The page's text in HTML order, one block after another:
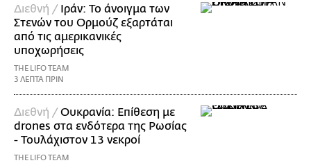
Διεθνή / Ιράν: Το άνοιγμα των
Στενών του Ορμούζ εξαρτάται
από τις αμερικανικές
υποχωρήσεις
THE LIFO TEAM
3 ΛΕΠΤΑ ΠΡΙΝ
Διεθνή /Ουκρανία: Επίθεση με
drones στα ενδότερα της Ρωσίας
- Τουλάχιστον 13 νεκροί
THE LIFO TEAM